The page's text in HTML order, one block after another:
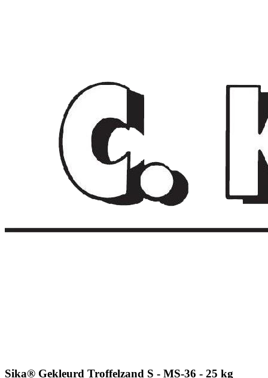
Sika® Gekleurd Troffelzand S - MS-36 - 25 kg